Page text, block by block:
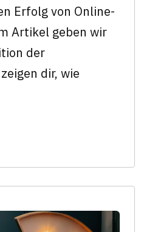
Erfolg von Online-
Artikel geben wir
der
dir, wie